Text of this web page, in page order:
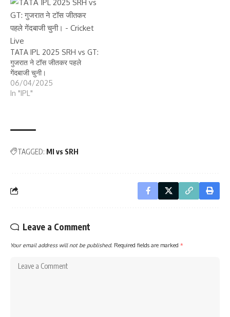
TATA IPL 2025 SRH vs GT:
गुजरात ने टॉस जीतकर पहले
गेंदबाजी चुनी।
06/04/2025
In "IPL"
TAGGED: MI vs SRH
Leave a Comment
Your email address will not be published. Required fields are marked *